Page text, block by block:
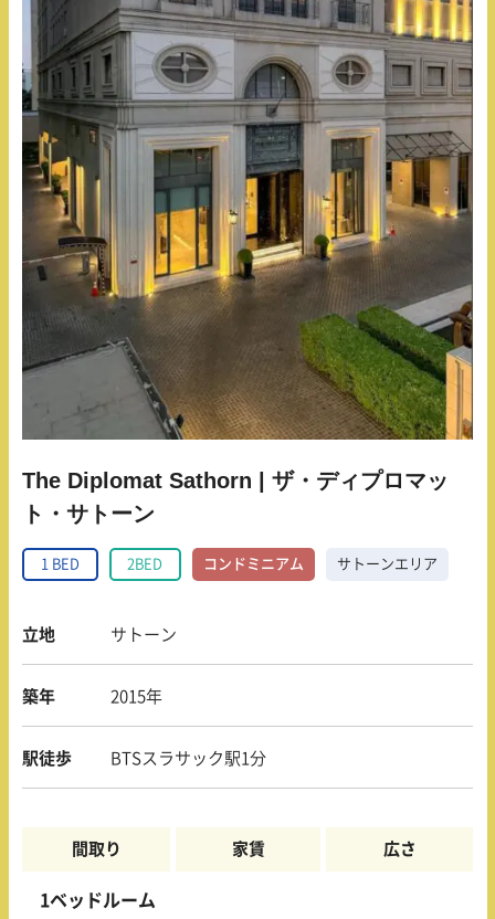
The Diplomat Sathorn | ザ・ディプロマッ
ト・サトーン
1 BED 2BED コンドミニアム サトーンエリア
立地 サトーン
築年 2015年
駅徒歩 BTSスラサック駅1分
間取り 家賃 広さ
1ベッドルーム